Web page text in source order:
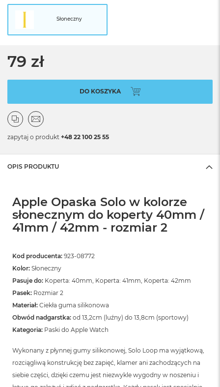
Słoneczny
79 zł
DO KOSZYKA
zapytaj o produkt +48 22 100 25 55
OPIS PRODUKTU
Apple Opaska Solo w kolorze
słonecznym do koperty 40mm /
41mm / 42mm - rozmiar 2
Kod producenta: 923-08772
Kolor: Słoneczny
Pasuje do: Koperta: 40mm, Koperta: 41mm, Koperta: 42mm
Pasek: Rozmiar 2
Materiał: Ciekła guma silikonowa
Obwód nadgarstka: od 13,2cm (luźny) do 13,8cm (sportowy)
Kategoria: Paski do Apple Watch
Wykonany z płynnej gumy silikonowej, Solo Loop ma wyjątkową,
rozciągliwą konstrukcję bez zapięć, klamer ani zachodzących na
siebie części, dzięki czemu jest niezwykle wygodny w noszeniu i